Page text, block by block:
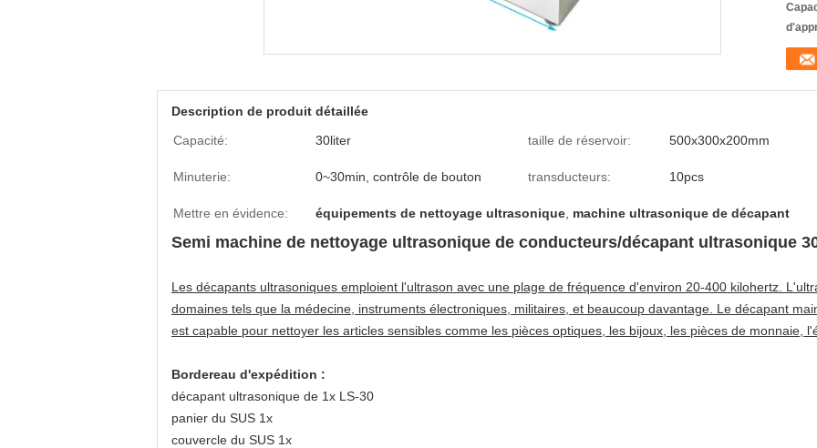
Description de produit détaillée
Capacité:
30liter taille de réservoir: 500x300x200mm
Minuterie: 0~30min, contrôle de bouton transducteurs: 10pcs
Mettre en évidence: équipements de nettoyage ultrasonique machine ultrasonique de décapant
Semi machine de nettoyage ultrasonique de conducteurs/décapant ultrasonique
Les décapants ultrasoniques emploient l'ultrason avec une plage de fréquence d'environ 20-400 kilohertz.
domaines tels que la médecine, instruments électroniques, militaires, et beaucoup davantage. Le décapant
est capable pour nettoyer les articles sensibles comme les pièces optiques, les bijoux, les pièces de monnaie,
Bordereau d'expédition :
décapant ultrasonique de 1x LS-30
panier du SUS 1x
couvercle du SUS 1x